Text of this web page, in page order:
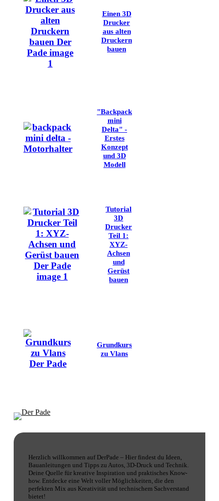
Einen 3D
Drucker
aus alten
Druckern
bauen
"Backpack
mini
Delta" -
Erstes
Konzept
und 3D
Modell
Tutorial
3D
Drucker
Teil 1:
XYZ-
Achsen
und
Gerüst
bauen
Grundkurs
zu Vlans
Herzlich willkommen auf DerPade – Hier findest du Ideen,
Bauanleitungen und Tipps zu Autos, 3D-Druck und Technik.
Deine Quelle für kreative Inspiration und praktisches Know-
how. Entdecke eine Welt voller Möglichkeiten, die den
perfekten Mix aus Kreativität und technischem Sachverstand
bietet!